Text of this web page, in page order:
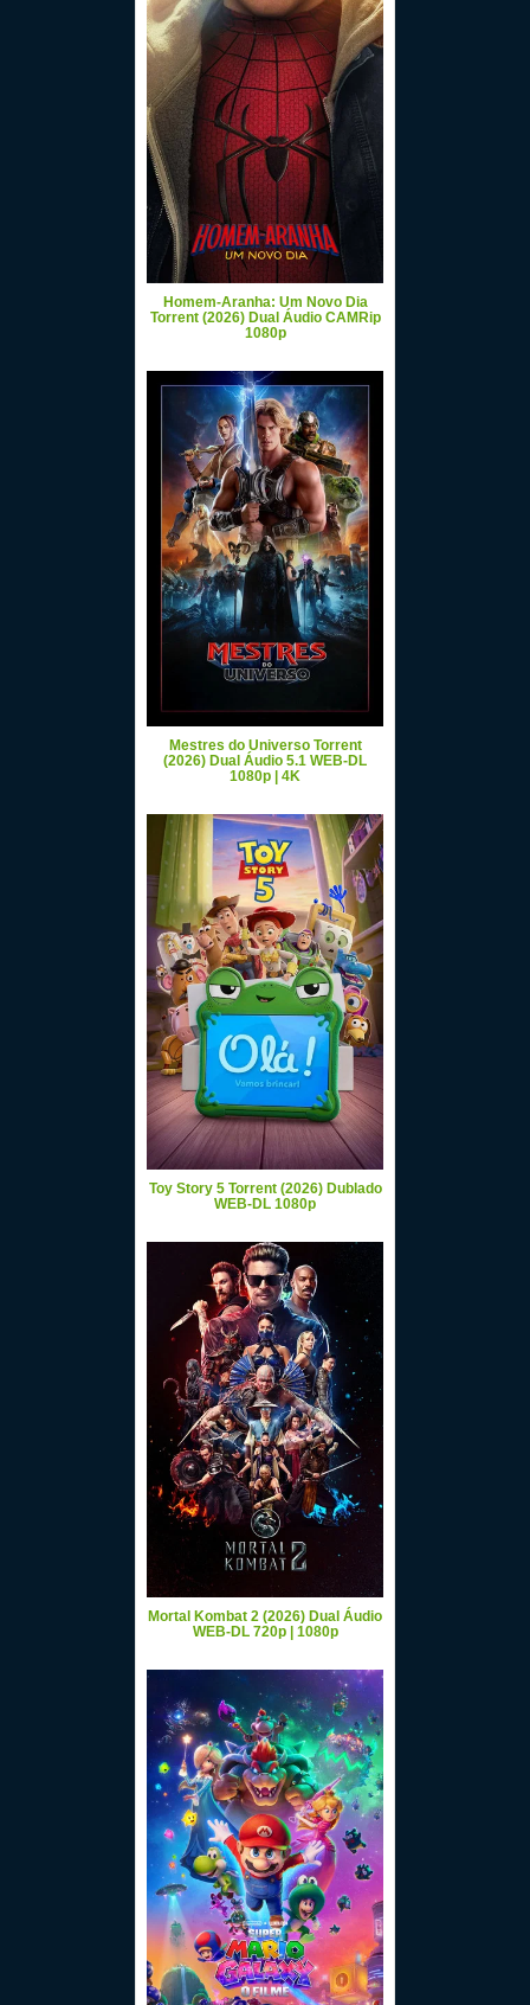
Homem-Aranha: Um Novo Dia
Torrent (2026) Dual Áudio CAMRip
1080p
Mestres do Universo Torrent
(2026) Dual Áudio 5.1 WEB-DL
1080p | 4K
Toy Story 5 Torrent (2026) Dublado
WEB-DL 1080p
Mortal Kombat 2 (2026) Dual Áudio
WEB-DL 720p | 1080p